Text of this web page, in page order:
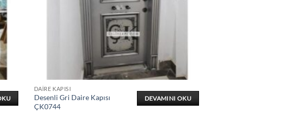
DAIRE KAPISI
Desenli Gri Daire Kapısı
ÇK0744
DEVAMINI OKU